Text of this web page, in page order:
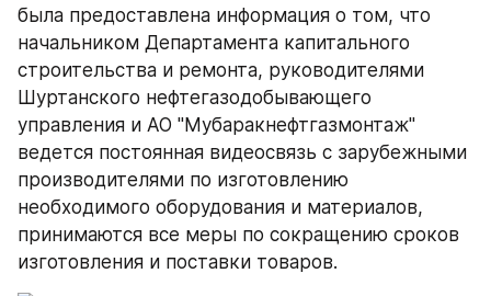
была предоставлена информация о том, что
начальником Департамента капитального
строительства и ремонта, руководителями
Шуртанского нефтегазодобывающего
управления и АО "Мубаракнефтгазмонтаж"
ведется постоянная видеосвязь с зарубежными
производителями по изготовлению
необходимого оборудования и материалов,
принимаются все меры по сокращению сроков
изготовления и поставки товаров.